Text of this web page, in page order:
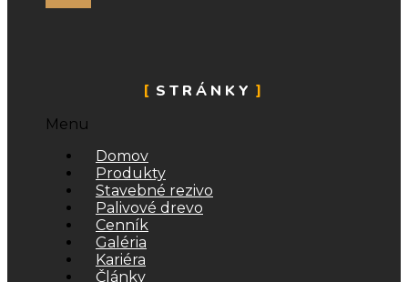
STRÁNKY
Menu
Domov
Produkty
Stavebné rezivo
Palivové drevo
Cenník
Galéria
Kariéra
Články